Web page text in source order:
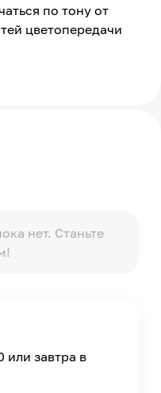
по тону от
цветопередачи
нет. Станьте
или завтра в